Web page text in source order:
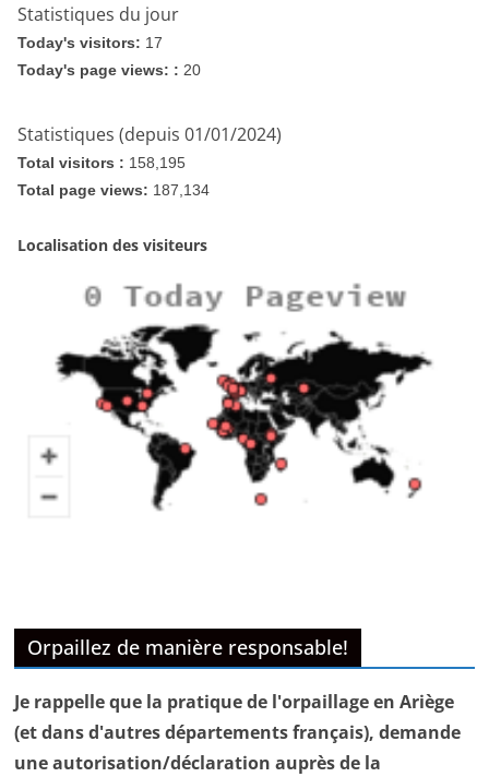
Statistiques du jour
Today's visitors: 17
Today's page views: : 20
Statistiques (depuis 01/01/2024)
Total visitors : 158,195
Total page views: 187,134
Localisation des visiteurs
Orpaillez de manière responsable!
Je rappelle que la pratique de l'orpaillage en Ariège
(et dans d'autres départements français), demande
une autorisation/déclaration auprès de la